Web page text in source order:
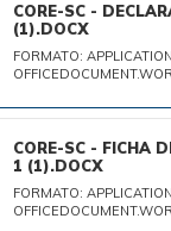
CORE-SC -
(1).DOCX
FORMATO:
CORE-SC - FICHA
1 (1).DOCX
FORMATO: